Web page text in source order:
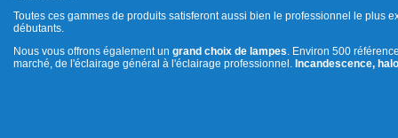
Toutes ces gammes de produits satisferont aussi bien le professionnel le plus
débutants.
Nous vous offrons également un grand choix de lampes. Environ 500
marché, de l'éclairage général à l'éclairage professionnel. Incandescence,